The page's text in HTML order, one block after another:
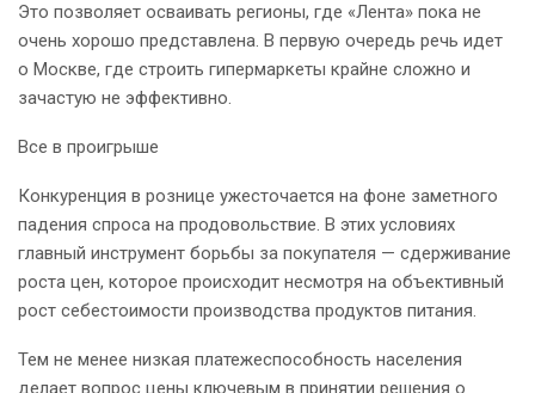
Это позволяет осваивать регионы, где «Лента» пока не
очень хорошо представлена. В первую очередь речь идет
о Москве, где строить гипермаркеты крайне сложно и
зачастую не эффективно.
Все в проигрыше
Конкуренция в рознице ужесточается на фоне заметного
падения спроса на продовольствие. В этих условиях
главный инструмент борьбы за покупателя — сдерживание
роста цен, которое происходит несмотря на объективный
рост себестоимости производства продуктов питания.
Тем не менее низкая платежеспособность населения